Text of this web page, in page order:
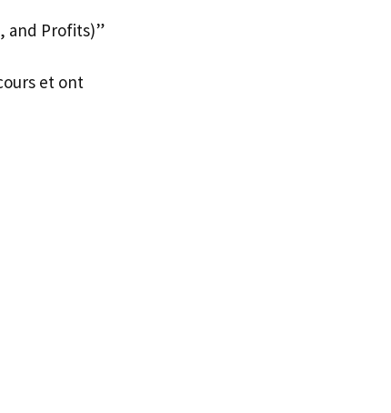
and Profits)”
et ont